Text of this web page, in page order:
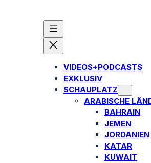
VIDEOS+PODCASTS
EXKLUSIV
SCHAUPLATZ
ARABISCHE
BAHRAIN
JEMEN
JORDANIEN
KATAR
KUWAIT